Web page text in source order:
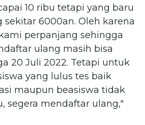
10 ribu tetapi yang baru
6000an. Oleh karena
perpanjang sehingga
ulang masih bisa
20 Juli 2022. Tetapi untuk
yang lulus tes baik
maupun beasiswa tidak
segera mendaftar ulang,"